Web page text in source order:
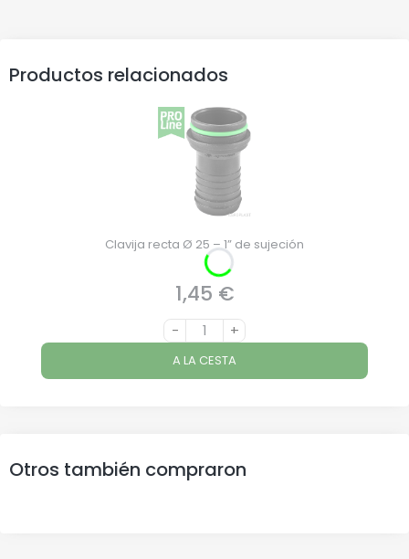
Productos relacionados
Clavija recta Ø 25 – 1” de sujeción
Precio
1,45 €
- +
A LA CESTA
Otros también compraron